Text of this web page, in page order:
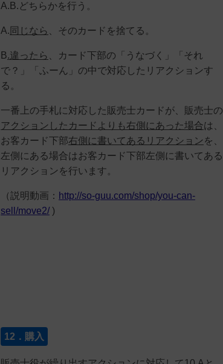
A.B.どちらかを行う。
A. 同じなら 、そのカードを捨てる。
B.違ったら
、カード下部の「うなづく」「それ
で？」「ふーん」の中で対応したリアクションす
る。
一番上の手札に対応した販売士カードが、販売士の
アクションしたカード よりも右側にあった場合は、
お客カード下部右側に書いてあるリアクションを、
左側にある場合はお客カード下部左側に書いてある
リアクションを行います。
（説明動画： http://so-guu.com/shop/you-can-
sell/move2/ )
12．購入